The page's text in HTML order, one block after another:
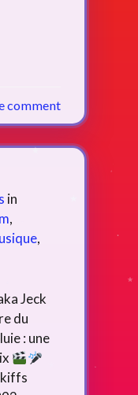
comment
in
,
,
Jeck
du
: une
kiffs